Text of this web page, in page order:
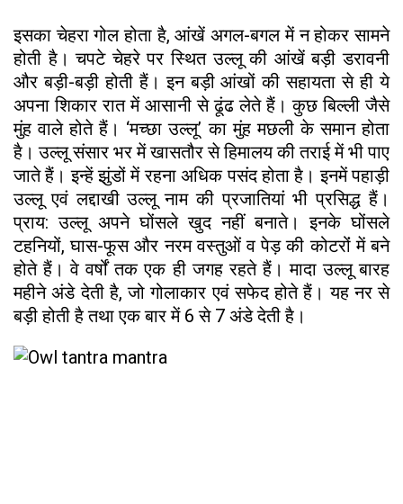
इसका चेहरा गोल होता है, आंखें अगल-बगल में न होकर सामने
होती है। चपटे चेहरे पर स्थित उल्लू की आंखें बड़ी डरावनी
और बड़ी-बड़ी होती हैं। इन बड़ी आंखों की सहायता से ही ये
अपना शिकार रात में आसानी से ढूंढ लेते हैं। कुछ बिल्ली जैसे
मुंह वाले होते हैं। ‘मच्छा उल्लू’ का मुंह मछली के समान होता
है। उल्लू संसार भर में खासतौर से हिमालय की तराई में भी पाए
जाते हैं। इन्हें झुंडों में रहना अधिक पसंद होता है। इनमें पहाड़ी
उल्लू एवं लद्दाखी उल्लू नाम की प्रजातियां भी प्रसिद्ध हैं।
प्राय: उल्लू अपने घोंसले खुद नहीं बनाते। इनके घोंसले
टहनियों, घास-फूस और नरम वस्तुओं व पेड़ की कोटरोंं में बने
होते हैं। वे वर्षों तक एक ही जगह रहते हैं। मादा उल्लू बारह
महीने अंडे देती है, जो गोलाकार एवं सफेद होते हैं। यह नर से
बड़ी होती है तथा एक बार में 6 से 7 अंडे देती है।